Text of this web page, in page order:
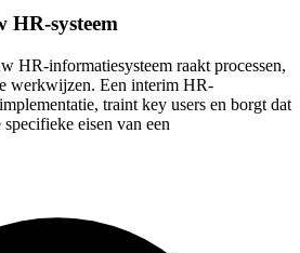
HR-systeem
HR-informatiesysteem raakt processen,
werkwijzen. Een interim HR-
traint key users en borgt dat
eisen van een